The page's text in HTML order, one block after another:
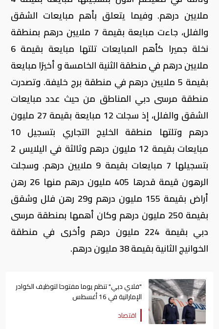
ملايين درهم. وفيما يتعلق بأهم مبايعات الشقق
والفلل، جاءت مبايعة بقيمة 7 ملايين درهم بمنطقة
نخلة جميرا كأهم المبايعات تلتها مبايعة بقيمة 6
ملايين درهم في منطقة الثنية الخامسة و أخيرًا مبايعة
بقيمة 5 ملايين درهم في منطقة برج خليفة. وتصدرت
منطقة مرسى دبي المناطق من حيث عدد مبايعات
الشقق والفلل، إذ سجلت 12 مبايعة بقيمة 27 مليون
درهم وتلتها منطقة الخليج التجاري بتسجيل 10
مبايعات بقيمة 12 مليون درهم وثالثة في اليلايس 2
بتسجيلها 7 مبايعات بقيمة 9 ملايين درهم. وسجلت
الرهون قيمة قدرها 405 مليون درهم منها 26 رهن
أراض بقيمة 155 مليون درهم و29 رهن فلل وشقق
بقيمة 250 مليون درهم وكان أهمها بمنطقة مرسى
دبي بقيمة 224 مليون درهم وأخرى في منطقة
الخوانيج الثانية بقيمة 38 مليون درهم.
"فلاي دبي" تنظم يوما مفتوحا لتوظيف الكوادر
الإماراتية في 16 أغسطس
اقتصاد